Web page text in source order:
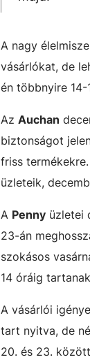
A nagy
vásárlókat, de
én többnyire
Az Auchan
biztonságot
friss
üzleteik,
A Penny üzletei
23-án
szokásos
14 óráig
A vásárlói
tart nyitva, de
20. és 23.